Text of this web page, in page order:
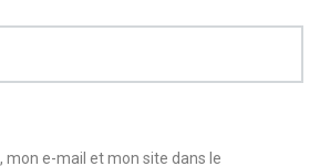
mon e-mail et mon site dans le